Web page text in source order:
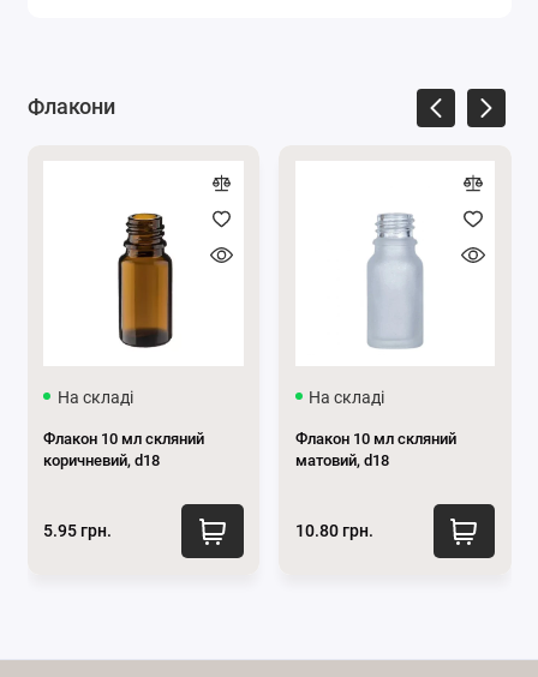
Флакони
На складі
Флакон 10 мл скляний
коричневий, d18
5.95 грн.
На складі
Флакон 10 мл скляний
матовий, d18
10.80 грн.